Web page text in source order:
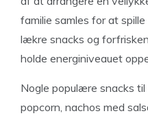
familie samles for at
lækre snacks og
holde energiniveauet
Nogle populære snacks til
popcorn, nachos med